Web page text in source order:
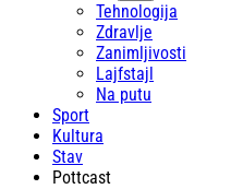
Tehnologija
Zdravlje
Zanimljivosti
Lajfstajl
Na putu
Sport
Kultura
Stav
Pottcast